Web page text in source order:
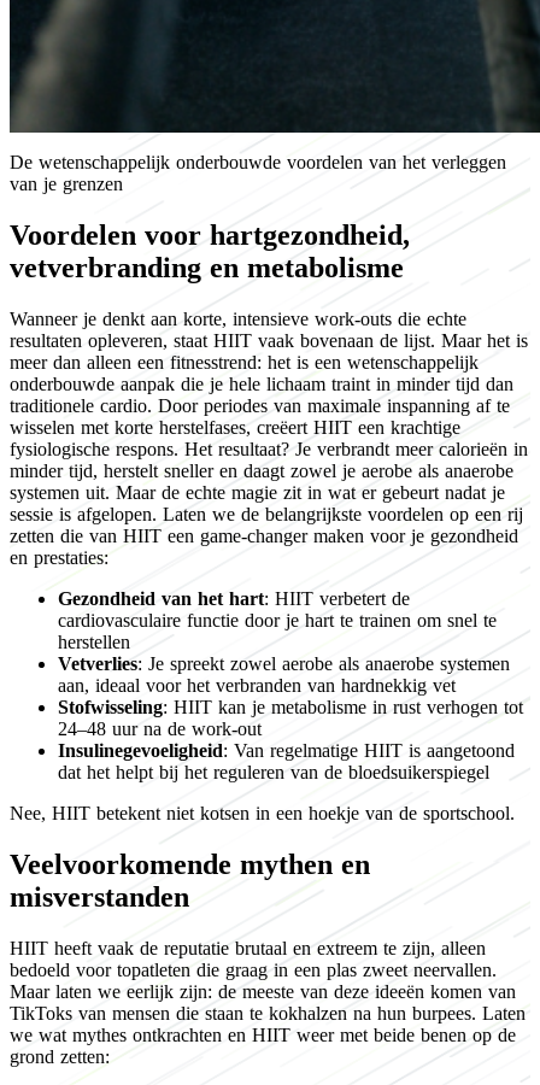
De wetenschappelijk onderbouwde voordelen van het verleggen
van je grenzen
Voordelen voor hartgezondheid,
vetverbranding en metabolisme
Wanneer je denkt aan korte, intensieve work-outs die echte
resultaten opleveren, staat HIIT vaak bovenaan de lijst. Maar het is
meer dan alleen een fitnesstrend: het is een wetenschappelijk
onderbouwde aanpak die je hele lichaam traint in minder tijd dan
traditionele cardio. Door periodes van maximale inspanning af te
wisselen met korte herstelfases, creëert HIIT een krachtige
fysiologische respons. Het resultaat? Je verbrandt meer calorieën in
minder tijd, herstelt sneller en daagt zowel je aerobe als anaerobe
systemen uit. Maar de echte magie zit in wat er gebeurt nadat je
sessie is afgelopen. Laten we de belangrijkste voordelen op een rij
zetten die van HIIT een game-changer maken voor je gezondheid
en prestaties:
Gezondheid van het hart: HIIT verbetert de
cardiovasculaire functie door je hart te trainen om snel te
herstellen
Vetverlies: Je spreekt zowel aerobe als anaerobe systemen
aan, ideaal voor het verbranden van hardnekkig vet
Stofwisseling: HIIT kan je metabolisme in rust verhogen tot
24–48 uur na de work-out
Insulinegevoeligheid: Van regelmatige HIIT is aangetoond
dat het helpt bij het reguleren van de bloedsuikerspiegel
Nee, HIIT betekent niet kotsen in een hoekje van de sportschool.
Veelvoorkomende mythen en
misverstanden
HIIT heeft vaak de reputatie brutaal en extreem te zijn, alleen
bedoeld voor topatleten die graag in een plas zweet neervallen.
Maar laten we eerlijk zijn: de meeste van deze ideeën komen van
TikToks van mensen die staan te kokhalzen na hun burpees. Laten
we wat mythes ontkrachten en HIIT weer met beide benen op de
grond zetten: